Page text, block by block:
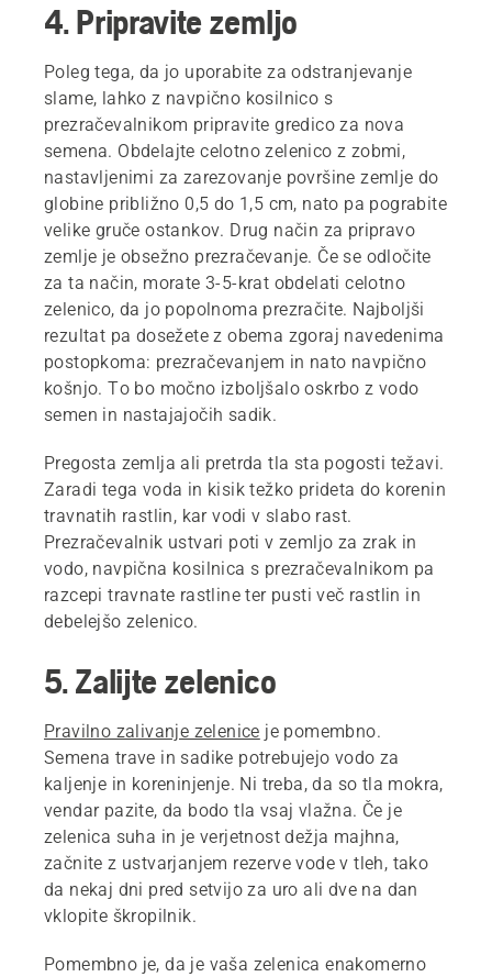
4. Pripravite zemljo
Poleg tega, da jo uporabite za odstranjevanje
slame, lahko z navpično kosilnico s
prezračevalnikom pripravite gredico za nova
semena. Obdelajte celotno zelenico z zobmi,
nastavljenimi za zarezovanje površine zemlje do
globine približno 0,5 do 1,5 cm, nato pa pograbite
velike gruče ostankov. Drug način za pripravo
zemlje je obsežno prezračevanje. Če se odločite
za ta način, morate 3-5-krat obdelati celotno
zelenico, da jo popolnoma prezračite. Najboljši
rezultat pa dosežete z obema zgoraj navedenima
postopkoma: prezračevanjem in nato navpično
košnjo. To bo močno izboljšalo oskrbo z vodo
semen in nastajajočih sadik.
Pregosta zemlja ali pretrda tla sta pogosti težavi.
Zaradi tega voda in kisik težko prideta do korenin
travnatih rastlin, kar vodi v slabo rast.
Prezračevalnik ustvari poti v zemljo za zrak in
vodo, navpična kosilnica s prezračevalnikom pa
razcepi travnate rastline ter pusti več rastlin in
debelejšo zelenico.
5. Zalijte zelenico
Pravilno zalivanje zelenice je pomembno.
Semena trave in sadike potrebujejo vodo za
kaljenje in koreninjenje. Ni treba, da so tla mokra,
vendar pazite, da bodo tla vsaj vlažna. Če je
zelenica suha in je verjetnost dežja majhna,
začnite z ustvarjanjem rezerve vode v tleh, tako
da nekaj dni pred setvijo za uro ali dve na dan
vklopite škropilnik.
Pomembno je, da je vaša zelenica enakomerno